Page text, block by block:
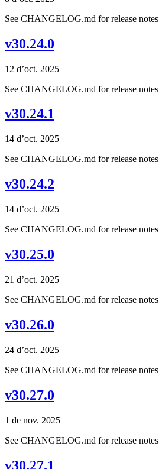
See CHANGELOG.md for release notes
v30.24.0
12 d’oct. 2025
See CHANGELOG.md for release notes
v30.24.1
14 d’oct. 2025
See CHANGELOG.md for release notes
v30.24.2
14 d’oct. 2025
See CHANGELOG.md for release notes
v30.25.0
21 d’oct. 2025
See CHANGELOG.md for release notes
v30.26.0
24 d’oct. 2025
See CHANGELOG.md for release notes
v30.27.0
1 de nov. 2025
See CHANGELOG.md for release notes
v30.27.1